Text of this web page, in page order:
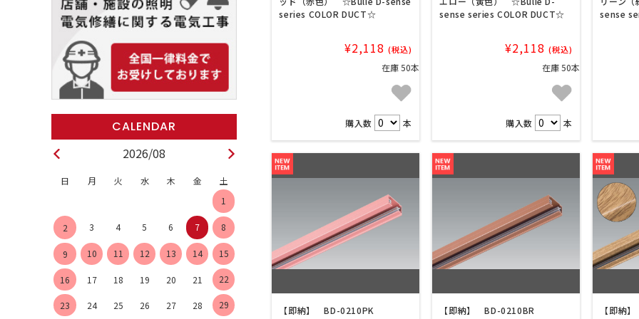
series COLOR DUCT☆
¥2,118 (税込)
在庫 50本
購入数 本
sense series COLOR DUCT☆
¥2,118 (税込)
在庫 50本
購入数 本
sense
【即納】 BD-0210PK
【即納】 BD-0210BR
【即納
2026/08
日 月 火 水 木 金
土
1
2 3 4 5 6 7 8
9 10 11 12 13 14 15
16 17 18 19 20 21 22
23 24 25 26 27 28 29